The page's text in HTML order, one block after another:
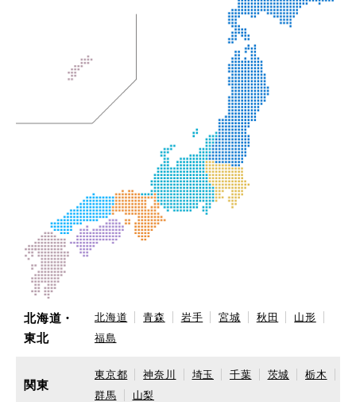
北海道・
東北
北海道 青森 岩手 宮城 秋田
山形
福島
関東
東京都 神奈川 埼玉 千葉 茨城
栃木
群馬
山梨